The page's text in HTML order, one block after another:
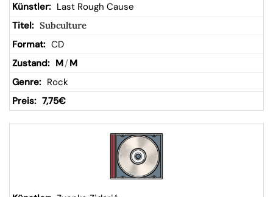
Last Rough Cause
Subculture
CD
M/ M
Rock
7,75€